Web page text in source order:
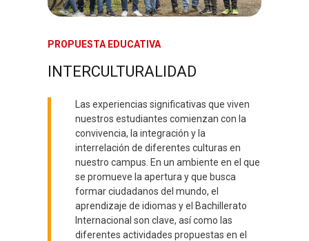
PROPUESTA EDUCATIVA
INTERCULTURALIDAD
Las experiencias significativas que viven
nuestros estudiantes comienzan con la
convivencia, la integración y la
interrelación de diferentes culturas en
nuestro campus. En un ambiente en el que
se promueve la apertura y que busca
formar ciudadanos del mundo, el
aprendizaje de idiomas y el Bachillerato
Internacional son clave, así como las
diferentes actividades propuestas en el